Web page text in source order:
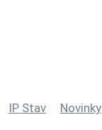
IP Stav Novinky